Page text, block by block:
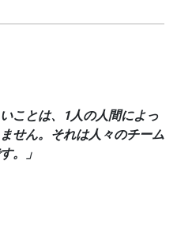
ことは、1人の人間によっ
せん。それは人々のチーム
。」